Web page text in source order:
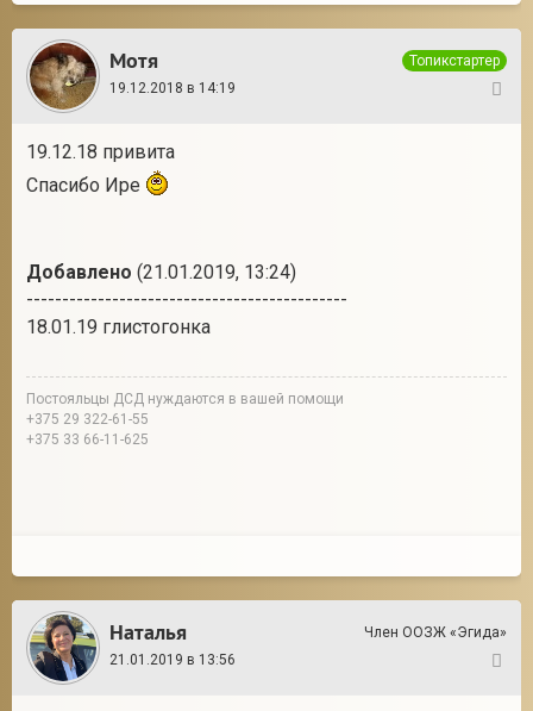
Мотя
Топикстартер
19.12.2018 в 14:19
19.12.18 привита
Спасибо Ире
Добавлено (21.01.2019, 13:24)
---------------------------------------------
18.01.19 глистогонка
Постояльцы ДСД нуждаются в вашей помощи
+375 29 322-61-55
+375 33 66-11-625
Наталья
Член ООЗЖ «Эгида»
21.01.2019 в 13:56